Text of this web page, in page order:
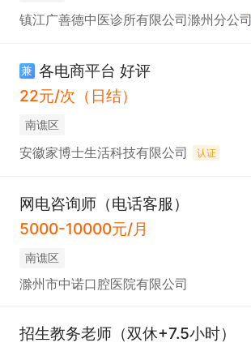
镇江广善德中医诊所有限公司滁州分公司
兼 各电商平台 好评
22元/次（日结）
南谯区
安徽家博士生活科技有限公司 认证
网电咨询师（电话客服）
5000-10000元/月
南谯区
滁州市中诺口腔医院有限公司
招生教务老师（双休+7.5小时）